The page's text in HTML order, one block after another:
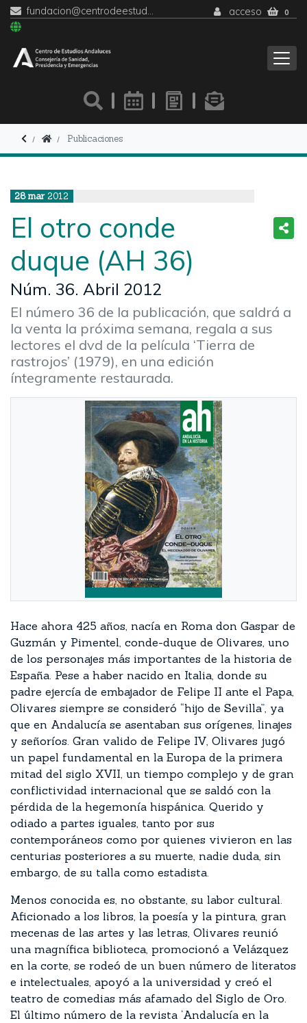
fundacion@centrodeestudiosandaluces.es acceso 0
Publicaciones
28 mar 2012
El otro conde
duque (AH 36)
Núm. 36. Abril 2012
El número 36 de la publicación, que saldrá a
la venta la próxima semana, regala a sus
lectores el dvd de la película ‘Tierra de
rastrojos’ (1979), en una edición
íntegramente restaurada.
Hace ahora 425 años, nacía en Roma don Gaspar de
Guzmán y Pimentel, conde-duque de Olivares, uno
de los personajes más importantes de la historia de
España. Pese a haber nacido en Italia, donde su
padre ejercía de embajador de Felipe II ante el Papa,
Olivares siempre se consideró “hijo de Sevilla”, ya
que en Andalucía se asentaban sus orígenes, linajes
y señoríos. Gran valido de Felipe IV, Olivares jugó
un papel fundamental en la Europa de la primera
mitad del siglo XVII, un tiempo complejo y de gran
conflictividad internacional que se saldó con la
pérdida de la hegemonía hispánica. Querido y
odiado a partes iguales, tanto por sus
contemporáneos como por quienes vivieron en las
centurias posteriores a su muerte, nadie duda, sin
embargo, de su talla como estadista.
Menos conocida es, no obstante, su labor cultural.
Aficionado a los libros, la poesía y la pintura, gran
mecenas de las artes y las letras, Olivares reunió
una magnífica biblioteca, promocionó a Velázquez
en la corte, se rodeó de un buen número de literatos
e intelectuales, apoyó a la universidad y creó el
teatro de comedias más afamado del Siglo de Oro.
El último número de la revista ‘Andalucía en la